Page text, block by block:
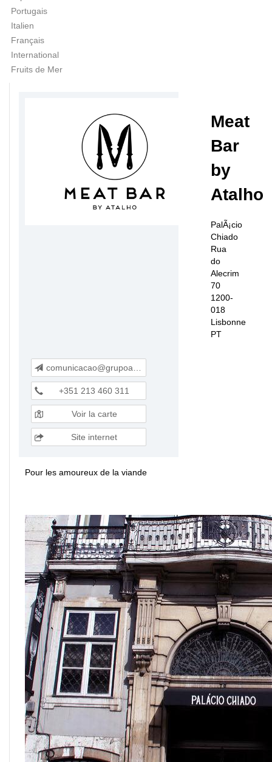
Portugais
Italien
Français
International
Fruits de Mer
Meat
Bar
by
Atalho
PalÃ¡cio
Chiado
Rua
do
Alecrim
70
1200-
018
Lisbonne
PT
comunicacao@grupoatalho.pt
+351 213 460 311
Voir la carte
Site internet
Pour les amoureux de la viande